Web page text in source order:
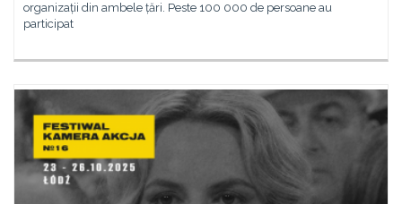
organizații din ambele țări. Peste 100 000 de persoane au
participat